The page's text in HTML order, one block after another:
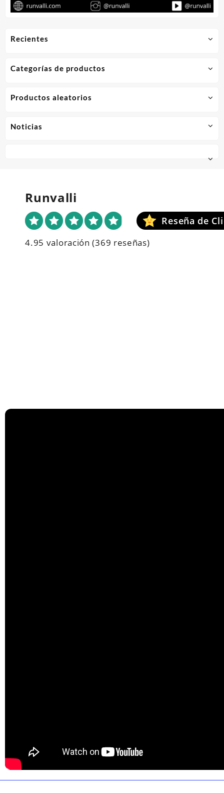
Recientes
Categorías de productos
Productos aleatorios
Noticias
Runvalli
4.95 valoración (369 reseñas)